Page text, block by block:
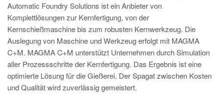
EN
ES
MAGMA Asien-Pazifik, Singapur
EN
MAGMA Südamerika, Brasilien
Automatic Foundry Solutions ist ein Anbieter von
Komplettlösungen zur Kernfertigung, von der
Kernschießmaschine bis zum robusten Kernwerkzeug. Die
Auslegung von Maschine und Werkzeug erfolgt mit MAGMA
C+M. MAGMA C+M unterstützt Unternehmen durch Simulation
aller Prozessschritte der Kernfertigung. Das Ergebnis ist eine
optimierte Lösung für die Gießerei. Der Spagat zwischen Kosten
und Qualität wird zuverlässig gemeistert.